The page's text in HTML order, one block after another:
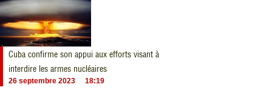
Cuba confirme son appui aux efforts visant à
interdire les armes nucléaires
26 septembre 2023 18:19